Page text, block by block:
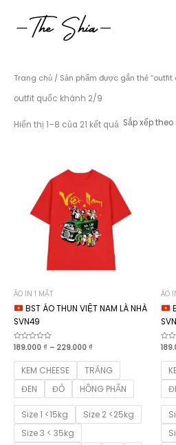
Trang chủ / Sản phẩm được gắn thẻ
outfit quốc khánh 2/9
Hiển thị 1–8 của 21 kết quảĐã
ÁO IN 1 MẶT
BST ÁO THUN VIỆT NAM LÀ NHÀ
SVN49
Được
hạng
sao
189.000 ₫ – 229.000 ₫
từ
189.000 ₫
đến
229.000 ₫
KEM CHEESE
TRẮNG
ĐEN
ĐỎ HỒNG PHẤN
Size 1 <15kg
Size 2 <25kg
Size 3 < 35kg
ÁO
Được
hạng
sao